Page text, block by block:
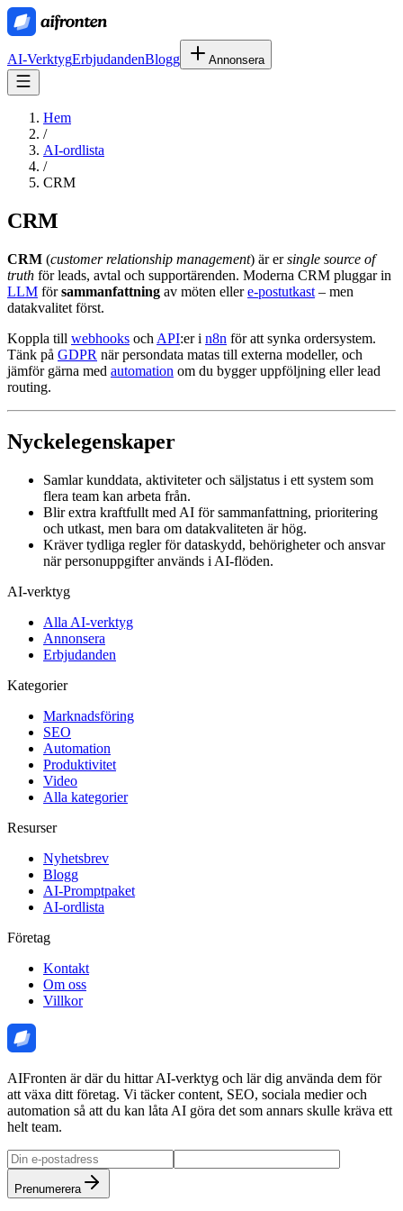
AI-VerktygErbjudandenBlogg Annonsera
Hem
/
AI-ordlista
/
CRM
CRM
CRM (customer relationship management) är ersingle source of
truth för leads, avtal och supportärenden. Moderna CRM pluggar in
LLM försammanfattning av möten ellere-postutkast – men
datakvalitet först.
Koppla till webhooks och API:er i n8n för att synka ordersystem.
Tänk på GDPR när persondata matas till externa modeller, och
jämför gärna med automation om du bygger uppföljning eller lead
routing.
Nyckelegenskaper
Samlar kunddata, aktiviteter och säljstatus i ett system som
flera team kan arbeta från.
Blir extra kraftfullt med AI för sammanfattning, prioritering
och utkast, men bara om datakvaliteten är hög.
Kräver tydliga regler för dataskydd, behörigheter och ansvar
när personuppgifter används i AI-flöden.
AI-verktyg
Alla AI-verktyg
Annonsera
Erbjudanden
Kategorier
Marknadsföring
SEO
Automation
Produktivitet
Video
Alla kategorier
Resurser
Nyhetsbrev
Blogg
AI-Promptpaket
AI-ordlista
Företag
Kontakt
Om oss
Villkor
AIFronten är där du hittar AI-verktyg och lär dig använda dem för
att växa ditt företag. Vi täcker content, SEO, sociala medier och
automation så att du kan låta AI göra det som annars skulle kräva ett
helt team.
Prenumerera